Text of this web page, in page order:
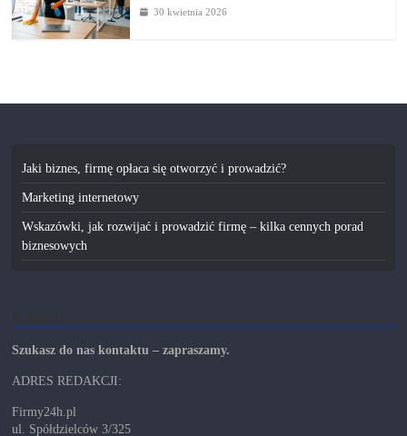
30 kwietnia 2026
Jaki biznes, firmę opłaca się otworzyć i prowadzić?
Marketing internetowy
Wskazówki, jak rozwijać i prowadzić firmę – kilka cennych porad
biznesowych
Szukasz do nas kontaktu – zapraszamy.
ADRES REDAKCJI:
Firmy24h.pl
ul. Spółdzielców 3/325